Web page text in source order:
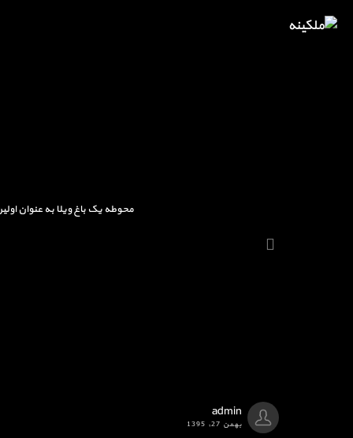
محوطه یک باغ ویلا به عنوان
admin
بهمن 27, 1395